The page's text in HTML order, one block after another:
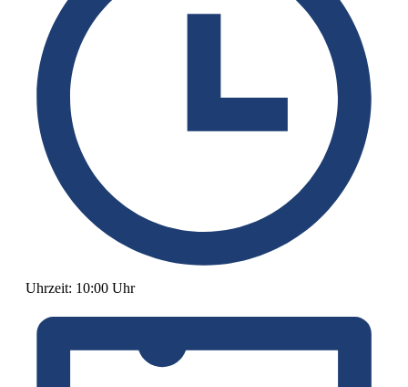
Uhrzeit: 10:00 Uhr